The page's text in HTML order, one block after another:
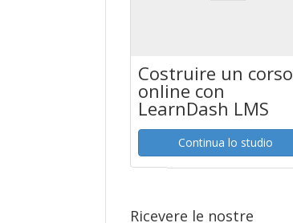
Costruire un corso
online con
LearnDash LMS
Continua lo studio
Ricevere le nostre